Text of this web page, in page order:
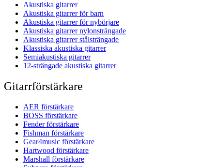
Akustiska gitarrer
Akustiska gitarrer för barn
Akustiska gitarrer för nybörjare
Akustiska gitarrer nylonsträngade
Akustiska gitarrer stålsträngade
Klassiska akustiska gitarrer
Semiakustiska gitarrer
12-strängade akustiska gitarrer
Gitarrförstärkare
AER förstärkare
BOSS förstärkare
Fender förstärkare
Fishman förstärkare
Gear4music förstärkare
Hartwood förstärkare
Marshall förstärkare